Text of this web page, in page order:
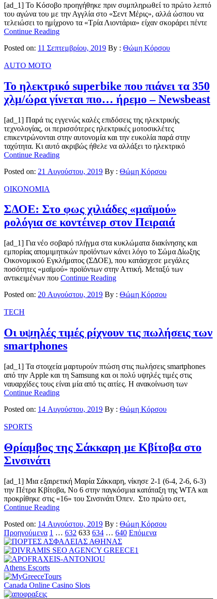
[ad_1] Το Κόσοβο προηγήθηκε πριν συμπληρωθεί το πρώτο λεπτό
του αγώνα του με την Αγγλία στο «Σεντ Μέρις», αλλά ώσπου να
τελειώσει το ημίχρονο τα «Τρία Λιοντάρια» είχαν σκοράρει πέντε
Continue Reading
Posted on: 11 Σεπτεμβρίου, 2019 By : Θώμη Κόρσου
AUTO MOTO
Το ηλεκτρικό superbike που πιάνει τα 350
χλμ/ώρα γίνεται πιο… ήρεμο – Newsbeast
[ad_1] Παρά τις εγγενώς καλές επιδόσεις της ηλεκτρικής
τεχνολογίας, οι περισσότερες ηλεκτρικές μοτοσικλέτες
επικεντρώνονται στην αυτονομία και την ευκολία παρά στην
ταχύτητα. Κι αυτό ακριβώς ήθελε να αλλάξει το ηλεκτρικό
Continue Reading
Posted on: 21 Αυγούστου, 2019 By : Θώμη Κόρσου
ΟΙΚΟΝΟΜΙΑ
ΣΔΟΕ: Στο φως χιλιάδες «μαϊμού»
ρολόγια σε κοντέινερ στον Πειραιά
[ad_1] Για νέο σοβαρό πλήγμα στα κυκλώματα διακίνησης και
εμπορίας απομιμητικών προϊόντων κάνει λόγο το Σώμα Δίωξης
Οικονομικού Εγκλήματος (ΣΔΟΕ), που κατάσχεσε μεγάλες
ποσότητες «μαϊμού» προϊόντων στην Αττική. Μεταξύ των
αντικειμένων που Continue Reading
Posted on: 20 Αυγούστου, 2019 By : Θώμη Κόρσου
TECH
Οι υψηλές τιμές ρίχνουν τις πωλήσεις των
smartphones
[ad_1] Τα στοιχεία μαρτυρούν πτώση στις πωλήσεις smartphones
από την Apple και τη Samsung και οι πολύ υψηλές τιμές στις
ναυαρχίδες τους είναι μία από τις αιτίες. Η ανακοίνωση των
Continue Reading
Posted on: 14 Αυγούστου, 2019 By : Θώμη Κόρσου
SPORTS
Θρίαμβος της Σάκκαρη με Κβίτοβα στο
Σινσινάτι
[ad_1] Μια εξαιρετική Μαρία Σάκκαρη, νίκησε 2-1 (6-4, 2-6, 6-3)
την Πέτρα Κβίτοβα, Νο 6 στην παγκόσμια κατάταξη της WTA και
προκρίθηκε στις «16» του Σινσινάτι Όπεν. Στο πρώτο σετ,
Continue Reading
Posted on: 14 Αυγούστου, 2019 By : Θώμη Κόρσου
Σελιδοποίηση
άρθρων
Προηγούμενα 1 … 632 633 634 … 640 Επόμενα
Athens Escorts
Canada Online Casino Slots